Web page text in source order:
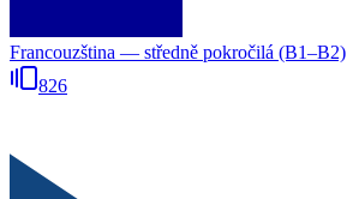
Francouzština — středně pokročilá (B1–B2)
826